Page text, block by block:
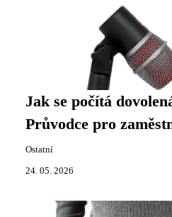
Jak se počítá
Průvodce pro
Ostatní
24. 05. 2026